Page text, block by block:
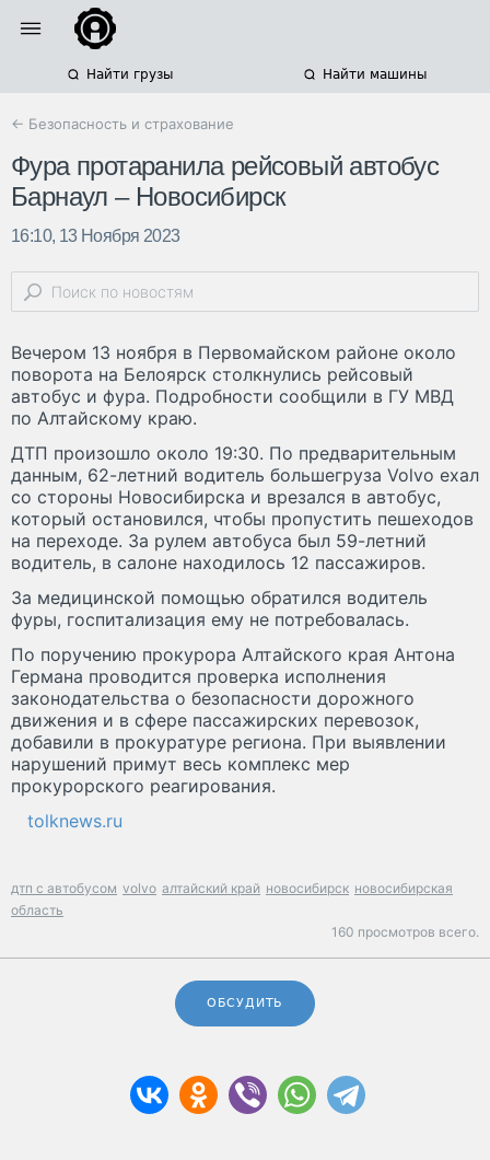
Найти грузы Найти машины
← Безопасность и страхование
Фура протаранила рейсовый автобус
Барнаул – Новосибирск
16:10, 13 Ноября 2023
Вечером 13 ноября в Первомайском районе около
поворота на Белоярск столкнулись рейсовый
автобус и фура. Подробности сообщили в ГУ МВД
по Алтайскому краю.
ДТП произошло около 19:30. По предварительным
данным, 62-летний водитель большегруза Volvo ехал
со стороны Новосибирска и врезался в автобус,
который остановился, чтобы пропустить пешеходов
на переходе. За рулем автобуса был 59-летний
водитель, в салоне находилось 12 пассажиров.
За медицинской помощью обратился водитель
фуры, госпитализация ему не потребовалась.
По поручению прокурора Алтайского края Антона
Германа проводится проверка исполнения
законодательства о безопасности дорожного
движения и в сфере пассажирских перевозок,
добавили в прокуратуре региона. При выявлении
нарушений примут весь комплекс мер
прокурорского реагирования.
tolknews.ru
дтп с автобусом volvo алтайский край новосибирск новосибирская
область
160 просмотров всего.
ОБСУДИТЬ